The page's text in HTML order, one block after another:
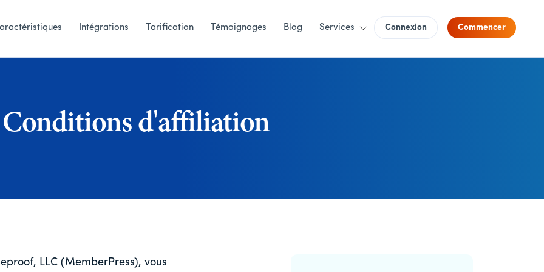
Intégrations Tarification Témoignages Blog Services Connexion Commencer
Conditions d'affiliation
LLC (MemberPress), vous